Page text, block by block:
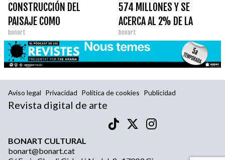
CONSTRUCCIÓN DEL
PAISAJE COMO
EXPERIENCIA ESPACIAL
bonart
574 MILLONES Y SE
ACERCA AL 2% DE LA
GENERALITAT
bonart
Aviso legal Privacidad Política de cookies Publicidad
Revista digital de arte
BONART CULTURAL
bonart@bonart.cat